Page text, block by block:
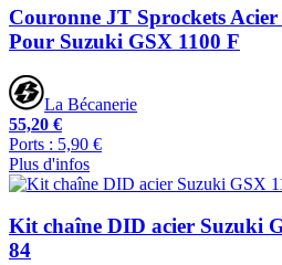
Couronne JT Sprockets Acier
Pour Suzuki GSX 1100 F
La Bécanerie
55,20 €
Ports : 5,90 €
Plus d'infos
Kit chaîne DID acier Suzuki
84